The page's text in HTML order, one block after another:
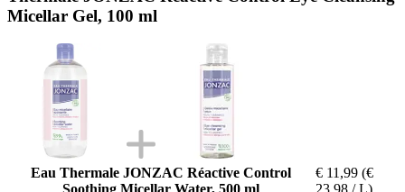
Micellar Gel, 100 ml
Eau Thermale JONZAC Réactive Control
Soothing Micellar Water, 500 ml
€ 11,99 (€
23,98 / L)